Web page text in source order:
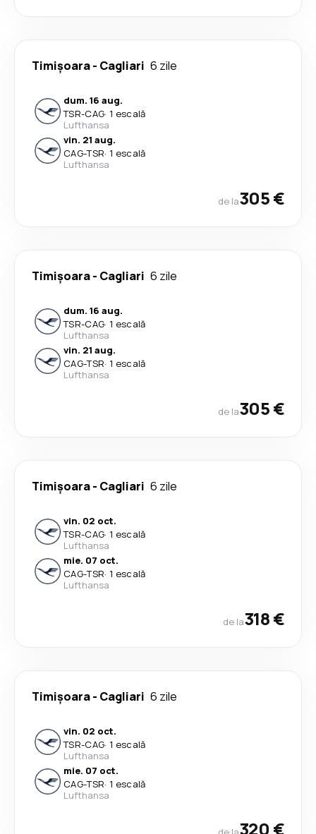
Timișoara- Cagliari 6 zile
dum. 16 aug.
TSR-CAG· 1 escală
Lufthansa
vin. 21 aug.
CAG-TSR· 1 escală
Lufthansa
de la305 €
Timișoara- Cagliari 6 zile
dum. 16 aug.
TSR-CAG· 1 escală
Lufthansa
vin. 21 aug.
CAG-TSR· 1 escală
Lufthansa
de la305 €
Timișoara- Cagliari 6 zile
vin. 02 oct.
TSR-CAG· 1 escală
Lufthansa
mie. 07 oct.
CAG-TSR· 1 escală
Lufthansa
de la318 €
Timișoara- Cagliari 6 zile
vin. 02 oct.
TSR-CAG· 1 escală
Lufthansa
mie. 07 oct.
CAG-TSR· 1 escală
Lufthansa
320 €